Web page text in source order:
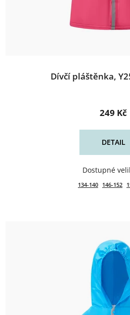
Dívčí pláštěnka,
249 Kč
DETAIL
134-140 146-152